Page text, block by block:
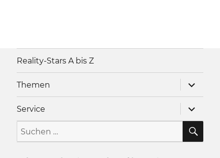
Reality-Stars A bis Z
Themen
anzeigen
Service
anzeigen
Suche
nach: